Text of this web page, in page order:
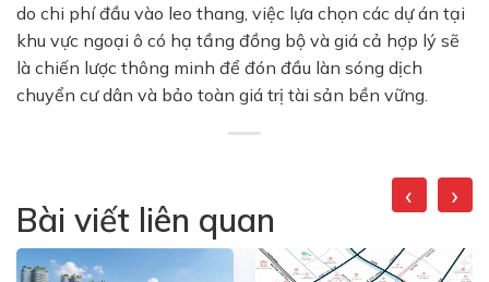
do chi phí đầu vào leo thang, việc lựa chọn các dự án tại
khu vực ngoại ô có hạ tầng đồng bộ và giá cả hợp lý sẽ
là chiến lược thông minh để đón đầu làn sóng dịch
chuyển cư dân và bảo toàn giá trị tài sản bền vững.
Bài viết liên quan
‹ ›